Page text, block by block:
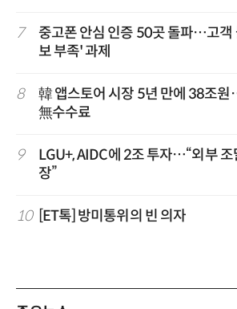
7
중고폰 안심 인증 50곳 돌파…고객
보 부족' 과제
8
韓 앱스토어 시장 5년 만에 38조
無수수료
9
LGU+, AIDC에 2조 투자…“외부 조
장”
10 [ET톡] 방미통위의 빈 의자